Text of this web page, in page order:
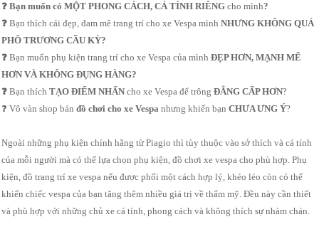
❓ Bạn muốn có MỘT PHONG CÁCH, CÁ TÍNH RIÊNGcho mình?
❓Bạn thích cái đẹp, đam mê trang trí cho xe Vespa mìnhNHƯNG KHÔNG QUÁ
PHÔ TRƯƠNG CẦU KỲ?
❓ ​Bạn muốn phụ kiện trang trí cho xe Vespa của mìnhĐẸP HƠN, MẠNH MẼ
HƠN VÀ KHÔNG ĐỤNG HÀNG?
❓Bạn thíchTẠO ĐIỂM NHẤN cho xe Vespa để trôngĐẲNG CẤP HƠN?
❓ Vô vàn shop bánđồ chơi cho xe Vespanhưng khiến bạn CHƯA ƯNG Ý?
Ngoài những phụ kiện chính hãng từ Piagio thì tùy thuộc vào sở thích và cá tính
của mỗi người mà có thể lựa chọn phụ kiện, đồ chơi xe vespa cho phù hợp. Phụ
kiện, đồ trang trí xe vespa nếu được phối một cách hợp lý, khéo léo còn có thể
khiến chiếc vespa của bạn tăng thêm nhiều giá trị về thẩm mỹ. Đều này cần thiết
và phù hợp với những chủ xe cá tính, phong cách và không thích sự nhàm chán.